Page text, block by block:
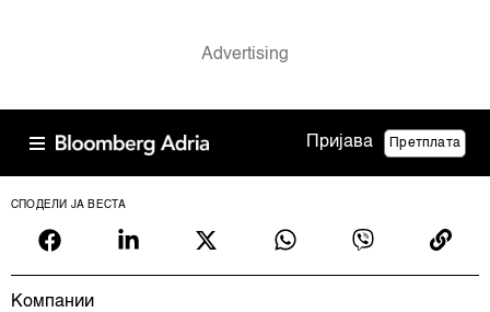
Пријава Претплата
СПОДЕЛИ ЈА ВЕСТА
Компании